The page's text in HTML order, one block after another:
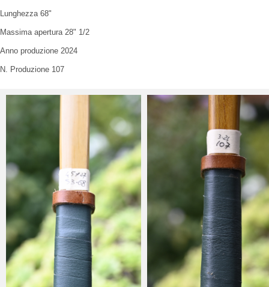
Lunghezza 68"
Massima apertura 28" 1/2
Anno produzione 2024
N. Produzione 107